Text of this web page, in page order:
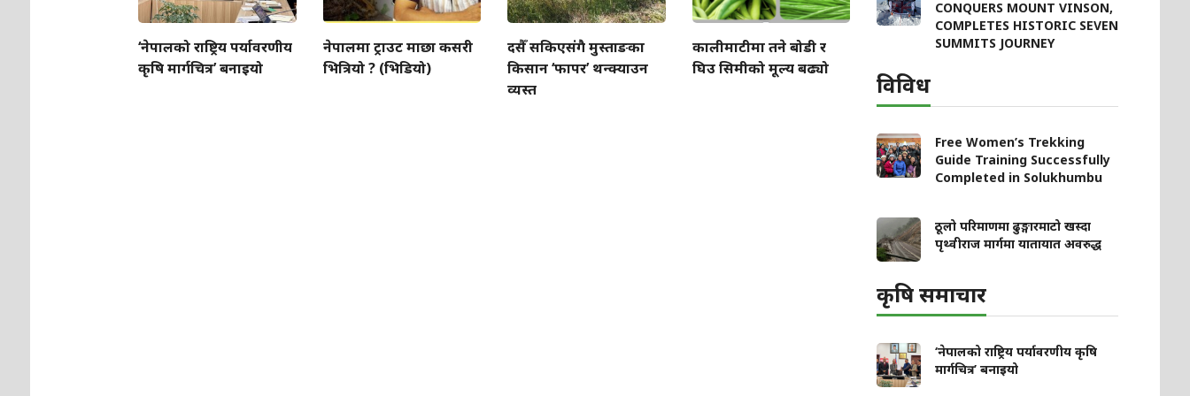
‘नेपालको राष्ट्रिय पर्यावरणीय
कृषि मार्गचित्र’ बनाइयो
नेपालमा ट्राउट माछा कसरी
भित्रियो ? (भिडियो)
दसैँ सकिएसंगै मुस्ताङका
किसान ‘फापर’ थन्क्याउन
व्यस्त
कालीमाटीमा तने बोडी र
घिउ सिमीको मूल्य बढ्यो
CONQUERS MOUNT VINSON,
COMPLETES HISTORIC SEVEN
SUMMITS JOURNEY
विविध
Free Women’s Trekking
Guide Training Successfully
Completed in Solukhumbu
ठूलो परिमाणमा ढुङ्गारमाटो खस्दा
पृथ्वीराज मार्गमा यातायात अवरुद्ध
कृषि समाचार
‘नेपालको राष्ट्रिय पर्यावरणीय कृषि
मार्गचित्र’ बनाइयो